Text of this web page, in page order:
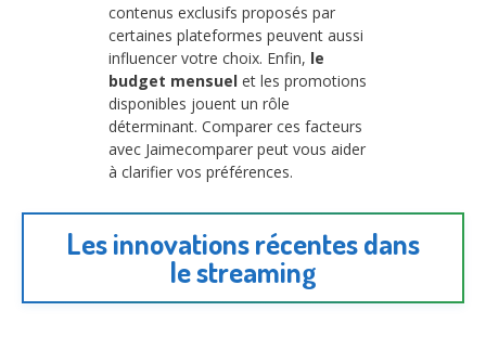
contenus exclusifs proposés par
certaines plateformes peuvent aussi
influencer votre choix. Enfin, le
budget mensuel et les promotions
disponibles jouent un rôle
déterminant. Comparer ces facteurs
avec Jaimecomparer peut vous aider
à clarifier vos préférences.
Les innovations récentes dans
le streaming